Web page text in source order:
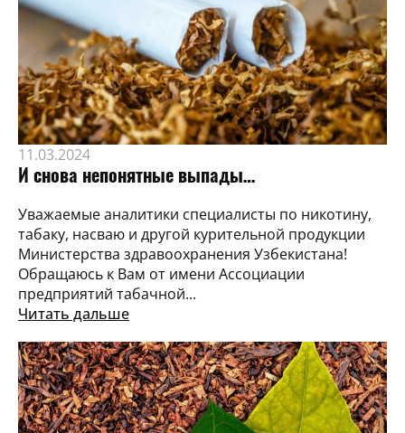
11.03.2024
И снова непонятные выпады…
Уважаемые аналитики специалисты по никотину,
табаку, насваю и другой курительной продукции
Министерства здравоохранения Узбекистана!
Обращаюсь к Вам от имени Ассоциации
предприятий табачной...
Читать дальше